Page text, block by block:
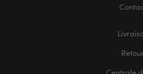
Centrale